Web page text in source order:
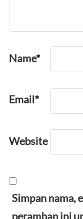
Name*
Email*
Website
Simpan nama,
peramban ini